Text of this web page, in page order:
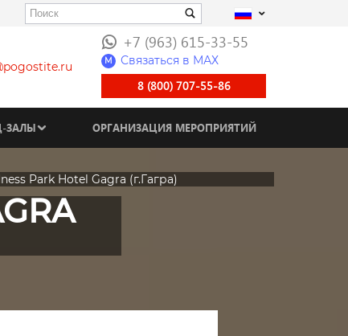
+7 (963) 615-33-55
M Связаться в МАХ
8 (800) 707-55-86
ЗАЛЫ ОРГАНИЗАЦИЯ МЕРОПРИЯТИЙ
Park Hotel Gagra (г.Гагра)